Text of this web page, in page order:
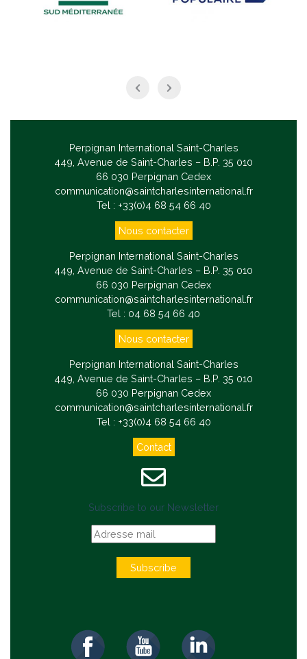
Perpignan International Saint-Charles
449, Avenue de Saint-Charles – B.P. 35 010
66 030 Perpignan Cedex
communication@saintcharlesinternational.fr
Tel : +33(0)4 68 54 66 40
Nous contacter
Perpignan International Saint-Charles
449, Avenue de Saint-Charles – B.P. 35 010
66 030 Perpignan Cedex
communication@saintcharlesinternational.fr
Tel : 04 68 54 66 40
Nous contacter
Perpignan International Saint-Charles
449, Avenue de Saint-Charles – B.P. 35 010
66 030 Perpignan Cedex
communication@saintcharlesinternational.fr
Tel : +33(0)4 68 54 66 40
Contact
Subscribe to our Newsletter
Subscribe